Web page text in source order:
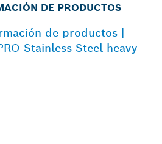
DE PRODUCTOS
de productos |
Stainless Steel heavy